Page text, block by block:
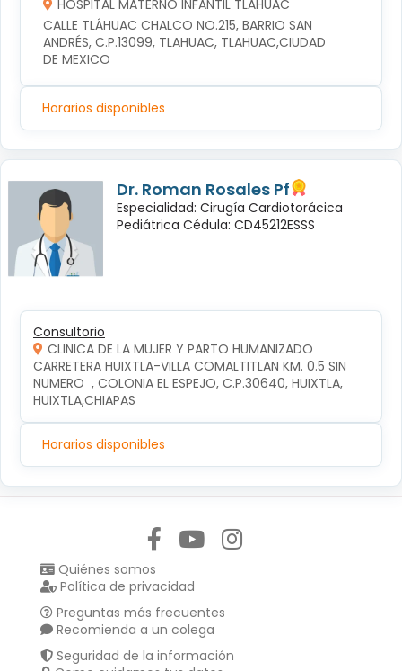
HOSPITAL MATERNO INFANTIL TLÁHUAC
CALLE TLÁHUAC CHALCO NO.215, BARRIO SAN
ANDRÉS, C.P.13099, TLAHUAC, TLAHUAC,CIUDAD
DE MEXICO
Horarios disponibles
Dr. Roman Rosales Pf
Especialidad: Cirugía Cardiotorácica
Pediátrica Cédula: CD45212ESSS
Consultorio
CLINICA DE LA MUJER Y PARTO HUMANIZADO
CARRETERA HUIXTLA-VILLA COMALTITLAN KM. 0.5 SIN
NUMERO  , COLONIA EL ESPEJO, C.P.30640, HUIXTLA,
HUIXTLA,CHIAPAS
Horarios disponibles
Quiénes somos
Política de privacidad
Preguntas más frecuentes
Recomienda a un colega
Seguridad de la información